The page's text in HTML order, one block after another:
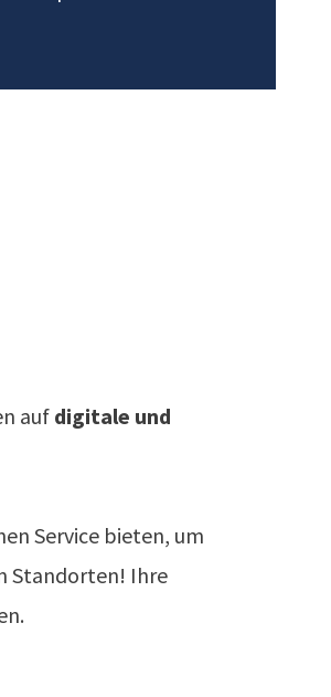
auf digitale und
Service bieten, um
Standorten! Ihre